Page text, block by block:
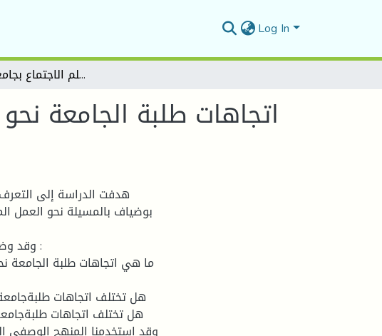
Log In
اتجاهات طلبة الجامعة نحو العمل المهني والحرفي - دراسة ميدانية بقسم علم الاجتماع بجامعة المسيلة-
اتجاهات طلبة الجامعة
هدفت الدراسة إلى
بوضياف بالمسيلة نحو العمل
وقد